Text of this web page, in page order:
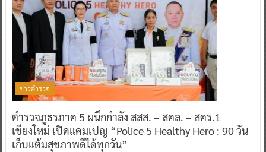
ข่าวตำรวจ
ตำรวจภูธรภาค 5 ผนึกกำลัง สสส. – สคล. – สคร.1
เชียงใหม่ เปิดแคมเปญ “Police 5 Healthy Hero : 90 วัน
เก็บแต้มสุขภาพดีได้ทุกวัน”